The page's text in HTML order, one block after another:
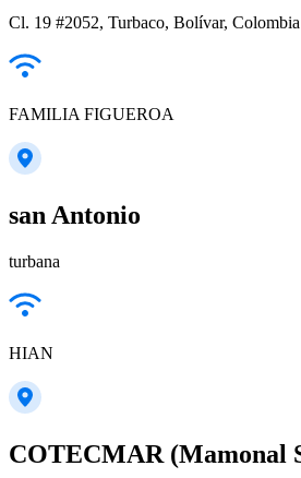
Cl. 19 #2052, Turbaco, Bolívar, Colombia
FAMILIA FIGUEROA
san Antonio
turbana
HIAN
COTECMAR (Mamonal